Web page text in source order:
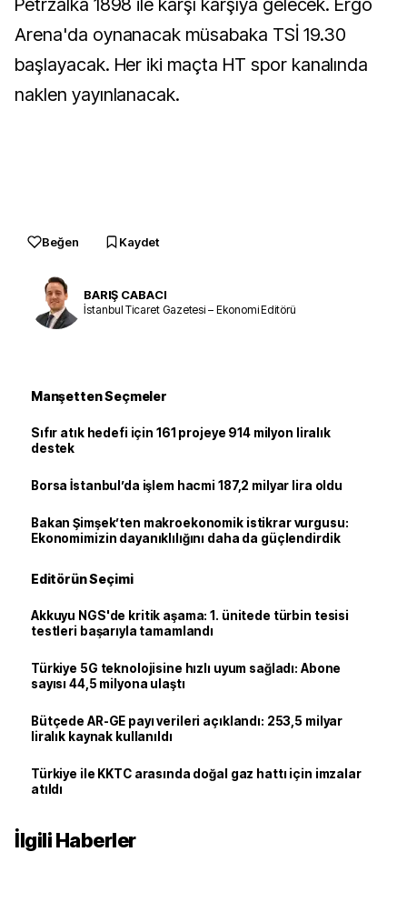
Petrzalka 1898 ile karşı karşıya gelecek. Ergo
Arena'da oynanacak müsabaka TSİ 19.30
başlayacak. Her iki maçta HT spor kanalında
naklen yayınlanacak.
Beğen Kaydet
BARIŞ CABACI
İstanbul Ticaret Gazetesi – Ekonomi Editörü
Manşetten Seçmeler
Sıfır atık hedefi için 161 projeye 914 milyon liralık
destek
Borsa İstanbul’da işlem hacmi 187,2 milyar lira oldu
Bakan Şimşek’ten makroekonomik istikrar vurgusu:
Ekonomimizin dayanıklılığını daha da güçlendirdik
Editörün Seçimi
Akkuyu NGS'de kritik aşama: 1. ünitede türbin tesisi
testleri başarıyla tamamlandı
Türkiye 5G teknolojisine hızlı uyum sağladı: Abone
sayısı 44,5 milyona ulaştı
Bütçede AR-GE payı verileri açıklandı: 253,5 milyar
liralık kaynak kullanıldı
Türkiye ile KKTC arasında doğal gaz hattı için imzalar
atıldı
İlgili Haberler